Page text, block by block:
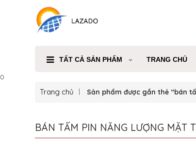
TẤT CẢ SẢN PHẨM TRANG CHỦ
0
Trang chủ Sản phẩm được gắn thẻ “bán
BÁN TẤM PIN NĂNG LƯỢNG MẶT